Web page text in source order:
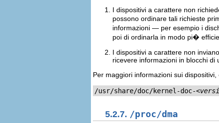
I dispositivi a carattere non
possono ordinare tali richieste
informazioni — per esempio i
poi di ordinarla in modo pi�
I dispositivi a carattere non
ricevere informazioni in blocchi
Per maggiori informazioni sui
/usr/share/doc/kernel-doc-
5.2.7. /proc/dma